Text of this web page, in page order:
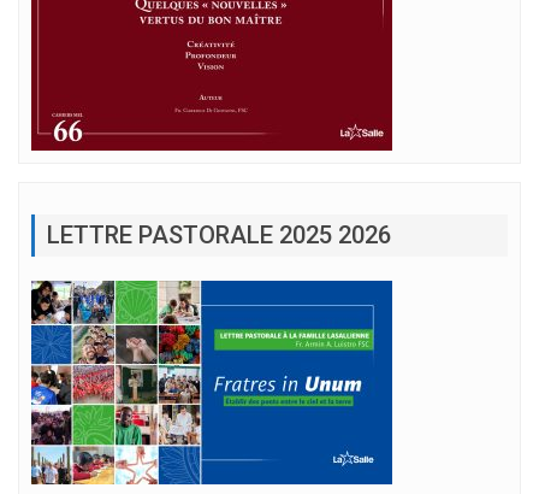
LETTRE PASTORALE 2025 2026